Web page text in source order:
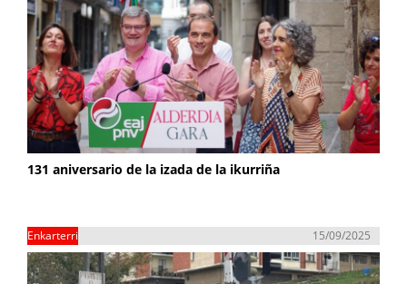
131 aniversario de la izada de la ikurriña
Enkarterri 15/09/2025